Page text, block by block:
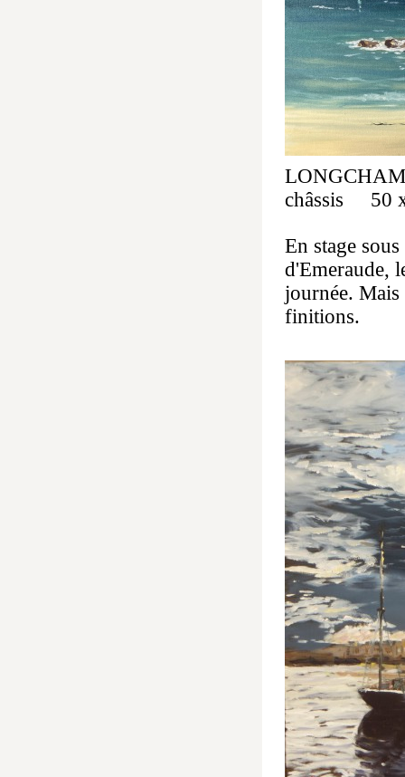
châssis 50
En stage
d'Emeraude,
journée.
finitions.